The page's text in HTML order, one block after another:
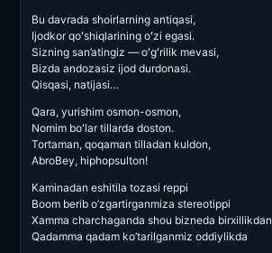
Bu davrada shoirlarning antiqasi,
Ijodkor qoʻshiqlarining oʻzi egasi.
Sizning san’atingiz — oʻgʻrilik mevasi,
Bizda andozasiz ijod durdonasi.
Qisqasi, natijasi…
Qara, yurishim osmon-osmon,
Nomim boʻlar tillarda doston.
Tortaman, qoqaman tilladan kuldon,
AbroBey, hiphopsulton!
Kaminadan eshitila tozasi reppi
Boom berib o’zgartirganmiza stereotippi
Xamma charchaganda shou bizneda birxillikdan
Qadamma qadam ko’tarilganmiz oddiylikda